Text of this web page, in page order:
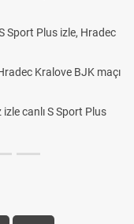
Sport Plus izle, Hradec
Kralove BJK maçı
canlı S Sport Plus